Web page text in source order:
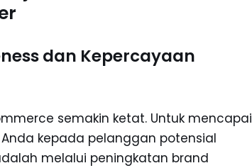
dan Kepercayaan
semakin ketat. Untuk mencapai
kepada pelanggan potensial
melalui peningkatan brand